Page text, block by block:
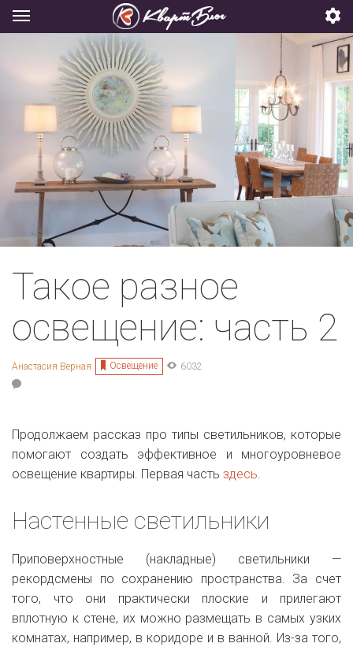
Такое разное
освещение: часть 2
Анастасия Верная Освещение 6032
Продолжаем рассказ про типы светильников, которые
помогают создать эффективное и многоуровневое
освещение квартиры. Первая часть здесь.
Настенные светильники
Приповерхностные (накладные) светильники —
рекордсмены по сохранению пространства. За счет
того, что они практически плоские и прилегают
вплотную к стене, их можно размещать в самых узких
комнатах, например, в коридоре и в ванной. Из-за того,